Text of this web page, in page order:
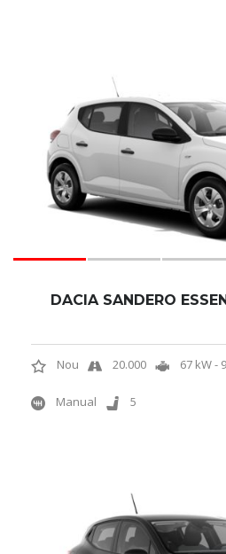
DACIA SANDERO
Nou 20.000 67 kW -
Manual 5